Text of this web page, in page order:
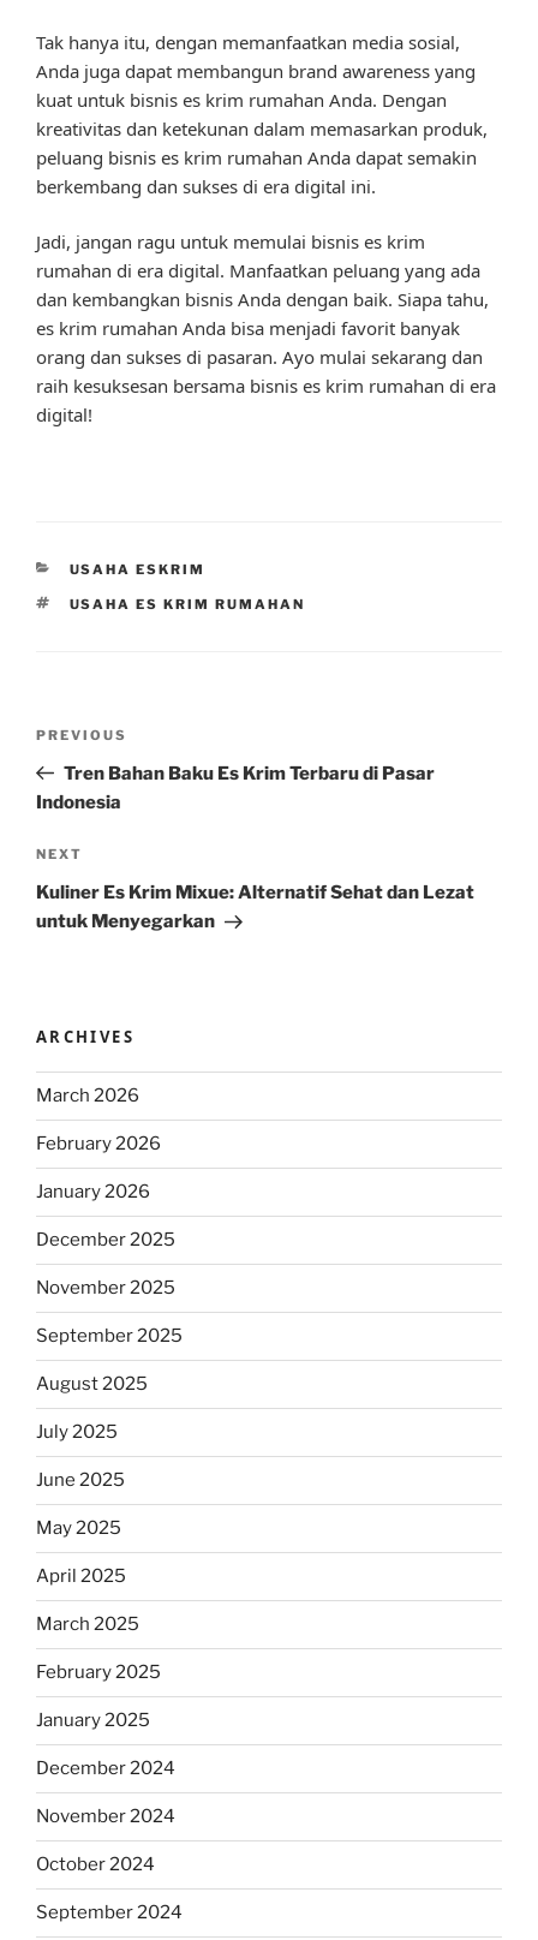
Tak hanya itu, dengan memanfaatkan media sosial,
Anda juga dapat membangun brand awareness yang
kuat untuk bisnis es krim rumahan Anda. Dengan
kreativitas dan ketekunan dalam memasarkan produk,
peluang bisnis es krim rumahan Anda dapat semakin
berkembang dan sukses di era digital ini.
Jadi, jangan ragu untuk memulai bisnis es krim
rumahan di era digital. Manfaatkan peluang yang ada
dan kembangkan bisnis Anda dengan baik. Siapa tahu,
es krim rumahan Anda bisa menjadi favorit banyak
orang dan sukses di pasaran. Ayo mulai sekarang dan
raih kesuksesan bersama bisnis es krim rumahan di era
digital!
CATEGORIES
USAHA ESKRIM
TAGS
USAHA ES KRIM RUMAHAN
Previous
Post
PREVIOUS
Tren Bahan Baku Es Krim Terbaru di Pasar
Indonesia
Next
Post
NEXT
Kuliner Es Krim Mixue: Alternatif Sehat dan Lezat
untuk Menyegarkan
ARCHIVES
March 2026
February 2026
January 2026
December 2025
November 2025
September 2025
August 2025
July 2025
June 2025
May 2025
April 2025
March 2025
February 2025
January 2025
December 2024
November 2024
October 2024
September 2024